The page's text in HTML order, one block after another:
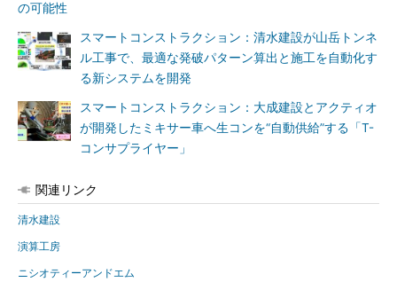
の可能性
スマートコンストラクション：清水建設が山岳トンネ
ル工事で、最適な発破パターン算出と施工を自動化す
る新システムを開発
スマートコンストラクション：大成建設とアクティオ
が開発したミキサー車へ生コンを“自動供給”する「T-
コンサプライヤー」
関連リンク
清水建設
演算工房
ニシオティーアンドエム